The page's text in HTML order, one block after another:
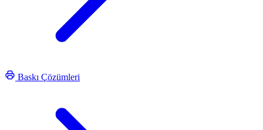
Baskı Çözümleri